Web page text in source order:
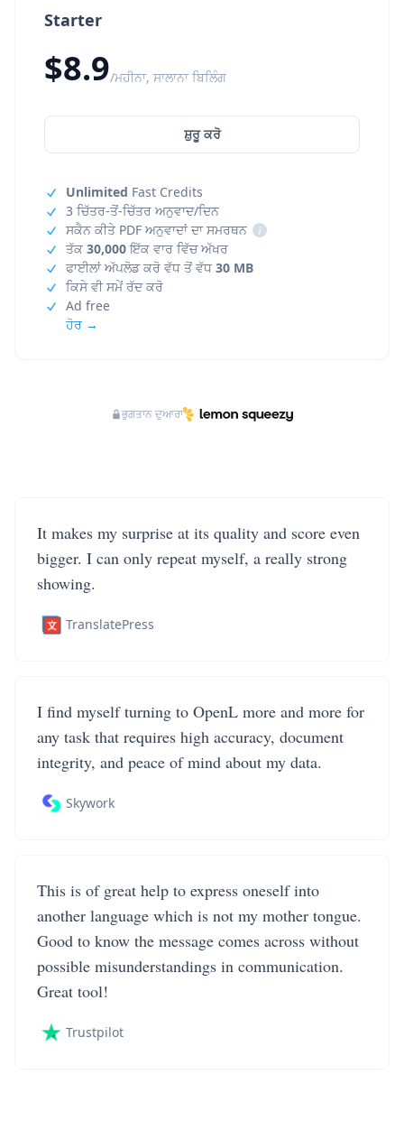
Starter
$8.9/ਮਹੀਨਾ, ਸਾਲਾਨਾ ਬਿਲਿੰਗ
ਸ਼ੁਰੂ ਕਰੋ
Unlimited Fast Credits
3 ਚਿੱਤਰ-ਤੋਂ-ਚਿੱਤਰ ਅਨੁਵਾਦ/ਦਿਨ
ਸਕੈਨ ਕੀਤੇ PDF ਅਨੁਵਾਦਾਂ ਦਾ ਸਮਰਥਨ
i
ਤੱਕ 30,000ਇੱਕ ਵਾਰ ਵਿੱਚ ਅੱਖਰ
ਫਾਈਲਾਂ ਅੱਪਲੋਡ ਕਰੋ ਵੱਧ ਤੋਂ ਵੱਧ 30 MB
ਕਿਸੇ ਵੀ ਸਮੇਂ ਰੱਦ ਕਰੋ
Ad free
ਹੋਰ →
ਭੁਗਤਾਨ ਦੁਆਰਾ
It makes my surprise at its quality and score even
bigger. I can only repeat myself, a really strong
showing.
TranslatePress
I find myself turning to OpenL more and more for
any task that requires high accuracy, document
integrity, and peace of mind about my data.
Skywork
This is of great help to express oneself into
another language which is not my mother tongue.
Good to know the message comes across without
possible misunderstandings in communication.
Great tool!
Trustpilot